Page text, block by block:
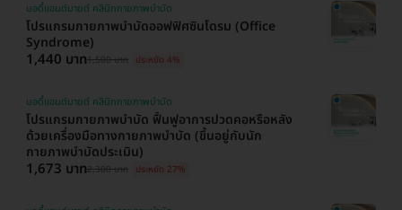
โปรแกรมกายภาพบำบัดออฟฟิศซินโดรม (Office
Syndrome)
บอดี้แอนด์มายด์ คลินิกกายภาพบำบัด
1,440 บาท1,500 บาท ประหยัด 4%
โปรแกรมกายภาพบำบัด ฟื้นฟูอาการปวดคอหรือหลัง
ด้วยเครื่องมือทางกายภาพบำบัด (ขึ้นอยู่กับนัก
กายภาพบำบัดประเมิน)
บอดี้แอนด์มายด์ คลินิกกายภาพบำบัด
1,673 บาท2,300 บาท ประหยัด 27%